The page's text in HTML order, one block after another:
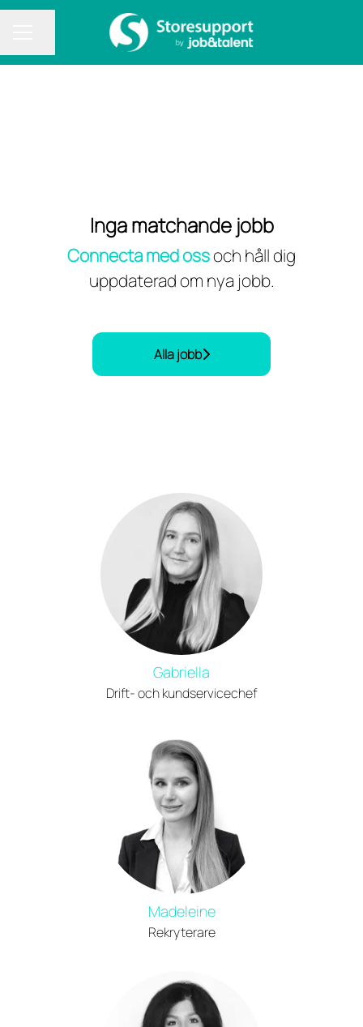
Inga matchande jobb
Connecta med ossoch håll dig
uppdaterad om nya jobb.
Alla jobb
Gabriella
Drift- och kundservicechef
Madeleine
Rekryterare